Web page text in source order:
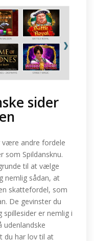
sider
være andre fordele
som Spildansknu.
til at vælge
nemlig sådan, at
skattefordel, som
De gevinster du
spillesider er nemlig i
du har lov til at